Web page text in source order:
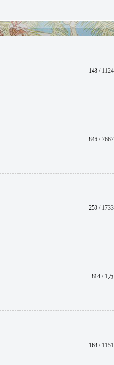
143 / 1124
846 / 7667
259 / 1733
814 / 1万
168 / 1151